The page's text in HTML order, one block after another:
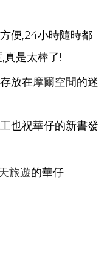
便,24小時隨時都
真是太棒了!
放在摩爾空間的迷
也祝華仔的新書發
旅遊的華仔